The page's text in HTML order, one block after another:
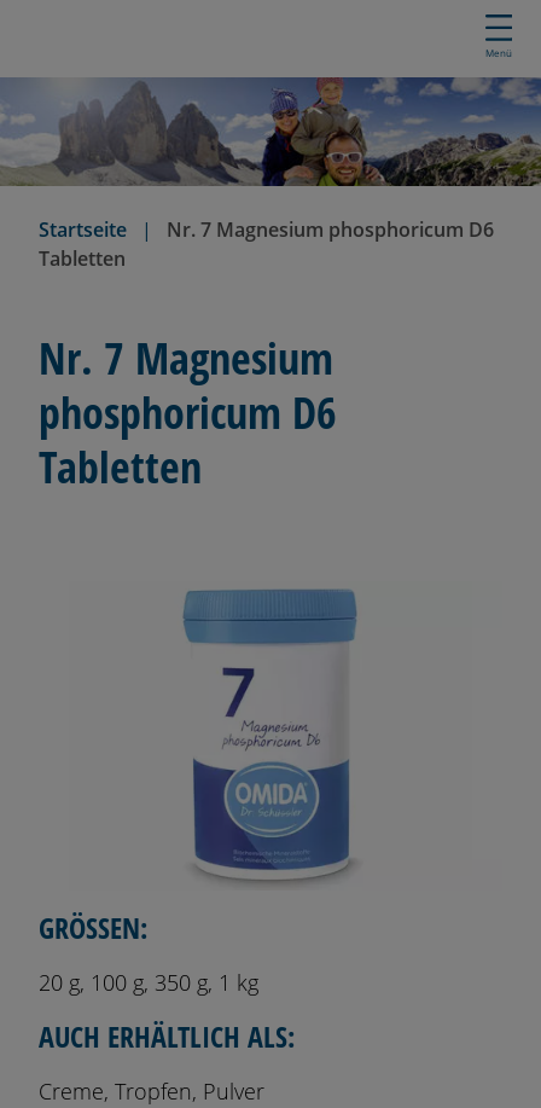
r
e
k
t
z
Menü
Startseite
Nr. 7 Magnesium phosphoricum D6
Tabletten
Nr. 7 Magnesium
phosphoricum D6
Tabletten
GRÖSSEN:
20 g, 100 g, 350 g, 1 kg
AUCH ERHÄLTLICH ALS:
Creme, Tropfen, Pulver